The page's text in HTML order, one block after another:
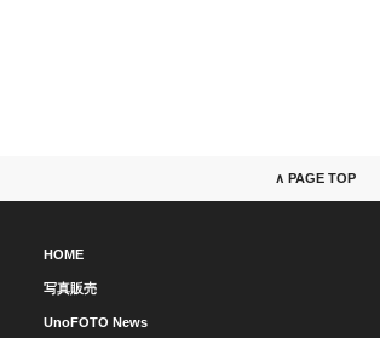
∧ PAGE TOP
HOME
写真販売
UnoFOTO News